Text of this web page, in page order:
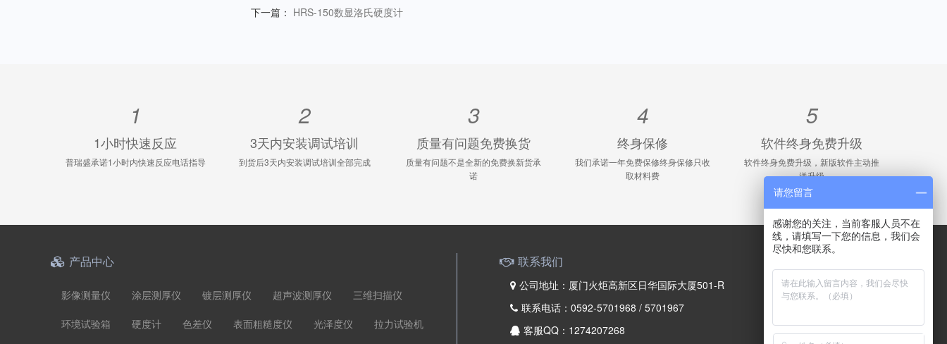
下一篇： HRS-150数显洛氏硬度计
1
1小时快速反应
普瑞盛承诺1小时内快速反应电话指导
2
3天内安装调试培训
到货后3天内安装调试培训全部完成
3
质量有问题免费换货
质量有问题不是全新的免费换新货承
诺
4
终身保修
我们承诺一年免费保修终身保修只收
取材料费
5
软件终身免费升级
软件终身免费升级，新版软件主动推
送升级
产品中心
影像测量仪 涂层测厚仪 镀层测厚仪 超声波测厚仪 三维扫描仪
环境试验箱 硬度计 色差仪 表面粗糙度仪 光泽度仪 拉力试验机
联系我们
公司地址：厦门火炬高新区日华国际大厦501-R
联系电话：0592-5701968 / 5701967
客服QQ：1274207268
扫描二维码
请您留言
感谢您的关注，当前客服人员不在
线，请填写一下您的信息，我们会
尽快和您联系。